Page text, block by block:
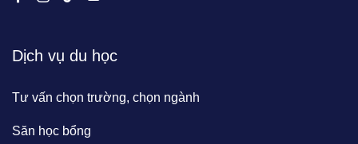
Dịch vụ du học
Tư vấn chọn trường, chọn ngành
Săn học bổng